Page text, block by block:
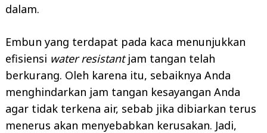
dalam.
Embun yang terdapat pada kaca menunjukkan
efisiensi water resistantjam tangan telah
berkurang. Oleh karena itu, sebaiknya Anda
menghindarkan jam tangan kesayangan Anda
agar tidak terkena air, sebab jika dibiarkan terus
menerus akan menyebabkan kerusakan. Jadi,